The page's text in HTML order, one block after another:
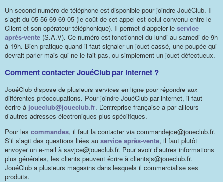
Un second numéro de téléphone est disponible pour joindre JouéClub. Il
s’agit du 05 56 69 69 05 (le coût de cet appel est celui convenu entre le
Client et son opérateur téléphonique). Il permet d’appeler le service
après-vente (S.A.V). Ce numéro est fonctionnel du lundi au samedi de 9h
à 19h. Bien pratique quand il faut signaler un jouet cassé, une poupée qui
devrait parler mais qui ne le fait pas, ou simplement un jouet défectueux.
Comment contacter JouéClub par internet ?
JouéClub dispose de plusieurs services en ligne pour répondre aux
différentes préoccupations. Pour joindre JouéClub par internet, il faut
écrire à joueclub@joueclub.fr. L’entreprise française a par ailleurs
d’autres adresses électroniques plus spécifiques.
Pour les commandes, il faut la contacter via commandejce@joueclub.fr.
S’il s’agit des questions liées au service après-vente, il faut plutôt
envoyer un e-mail à savjce@joueclub.fr. Pour avoir d’autres informations
plus générales, les clients peuvent écrire à clientsjs@joueclub.fr.
JouéClub a plusieurs magasins dans lesquels il commercialise ses
produits.